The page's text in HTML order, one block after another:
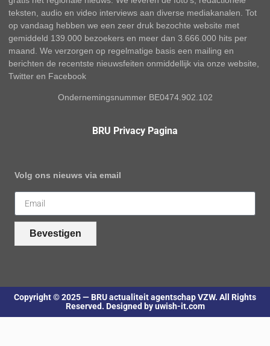
teksten, audio en video interviews aan diverse mediakanalen. Tot
op vandaag hebben we een zeer druk bezochte website met
gemiddeld 139.000 bezoekers en meer dan 3.666.000 hits per
maand. We verzorgen op regelmatige basis een mailing en
berichten de recentste nieuwsfeiten onmiddellijk via onze website,
Twitter en Facebook
Ondernemingsnummer BE0474.902.102
BRU Privacy Pagina
Volg ons nieuws via email
Bevestigen
Copyright © 2025 — BRU actualiteit agentschap VZW. All Rights
Reserved. Designed by uwish-it.com